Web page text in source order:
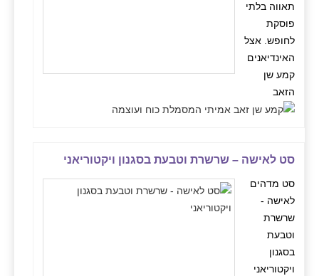
תאווה בלתי
פוסקת
לחופש. אצל
האינדיאנים
קמע שן
הזאב
סט לאישה – שרשרת וטבעת בסגנון ויקטוריאני
סט מדהים
לאישה -
שרשרת
וטבעת
בסגנון
ויקטוריאני